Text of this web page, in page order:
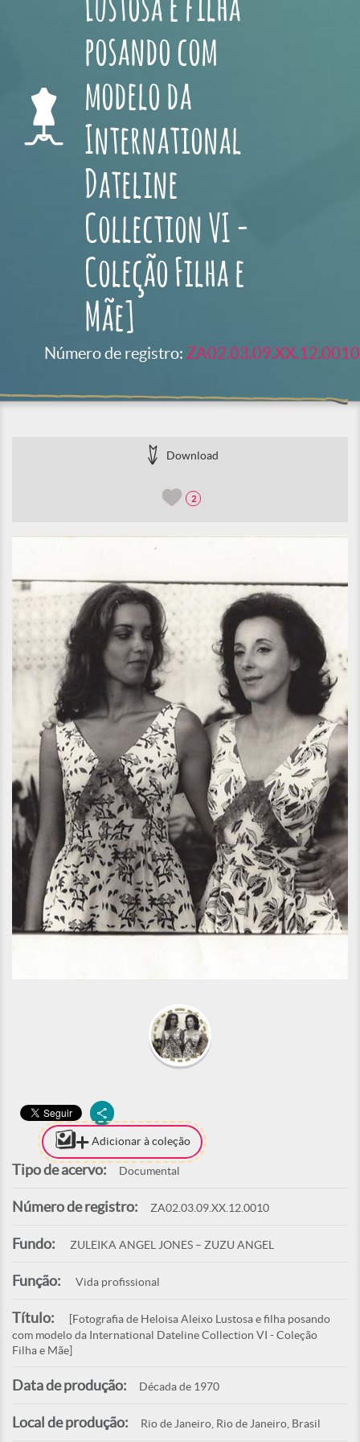
Lustosa e filha
posando com
modelo da
International
Dateline
Collection VI -
Coleção Filha e
Mãe]
Número de registro: ZA02.03.09.XX.12.0010
Download
2
Adicionar à coleção
Tipo de acervo: Documental
Número de registro: ZA02.03.09.XX.12.0010
Fundo: ZULEIKA ANGEL JONES – ZUZU ANGEL
Função: Vida profissional
Título:
[Fotografia de Heloisa Aleixo Lustosa e filha posando
com modelo da International Dateline Collection VI - Coleção
Filha e Mãe]
Data de produção: Década de 1970
Local de produção: Rio de Janeiro, Rio de Janeiro, Brasil